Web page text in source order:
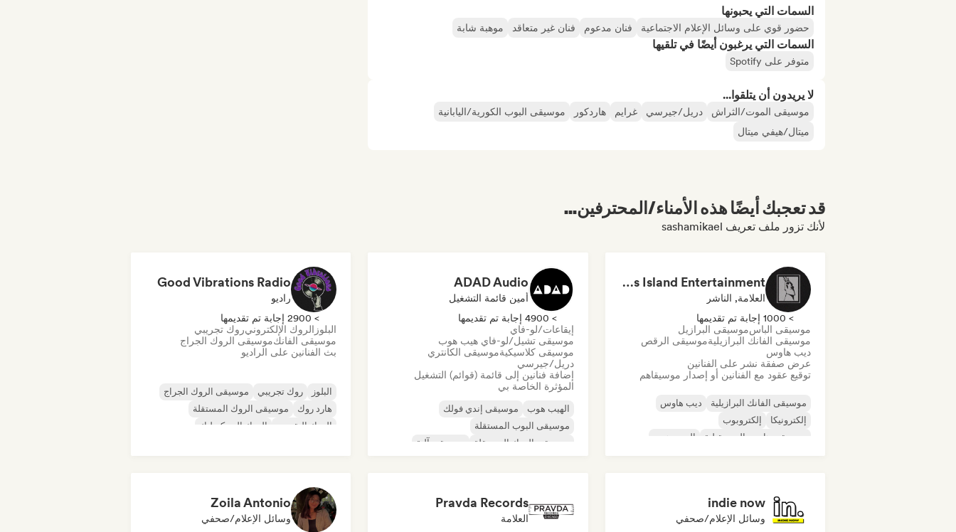
السمات التي يحبونها
حضور قوي على وسائل الإعلام الاجتماعية فنان مدعوم فنان غير متعاقد موهبة شابة
السمات التي يرغبون أيضًا في تلقيها
متوفر على Spotify
لا يريدون أن يتلقوا...
موسيقى الموت/الثراش دريل/جيرسي غرايم هاردكور
موسيقى البوب الكورية/اليابانية
ميتال/هيفي ميتال
قد تعجبك أيضًا هذه الأمناء/المحترفين...
لأنك تزور ملف تعريف sashamikael
Dreamers Island Entertainment
العلامة, الناشر
> 1000 إجابة تم تقديمها
موسيقى الباسموسيقى البرازيل
موسيقى الفانك البرازيليةموسيقى الرقص
ديب هاوس
عرض صفقة نشر على الفنانين
توقيع عقود مع الفنانين أو إصدار موسيقاهم
موسيقى الفانك البرازيلية
ديب هاوس
إلكترونيكا
إلكتروبوب
موسيقى هاوس المستقبلية
الهيب هوب
ADAD Audio
أمين قائمة التشغيل
> 4900 إجابة تم تقديمها
إيقاعات/لو-فاي
موسيقى تشيل/لو-فاي هيب هوب
موسيقى كلاسيكيةموسيقى الكانتري
دريل/جيرسي
إضافة فنانين إلى قائمة (قوائم) التشغيل
المؤثرة الخاصة بي
الهيب هوب
موسيقى إندي فولك
موسيقى البوب المستقلة
موسيقى الروك المستقلة
موسيقى آلية
Good Vibrations Radio
راديو
> 2900 إجابة تم تقديمها
البلوز الروك الإلكترونيروك تجريبي
موسيقى الفانكموسيقى الروك الجراج
بث الفنانين على الراديو
البلوز روك تجريبي
موسيقى الروك الجراج
هارد روك
موسيقى الروك المستقلة
الروك التقدمي
الروك السيكديليك
indie now
وسائل الإعلام/صحفي
Pravda Records
العلامة
Zoila Antonio
وسائل الإعلام/صحفي